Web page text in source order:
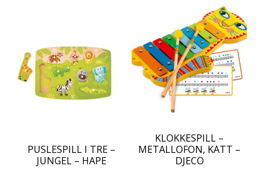
PUSLESPILL I TRE –
JUNGEL – HAPE
KLOKKESPILL –
METALLOFON, KATT –
DJECO